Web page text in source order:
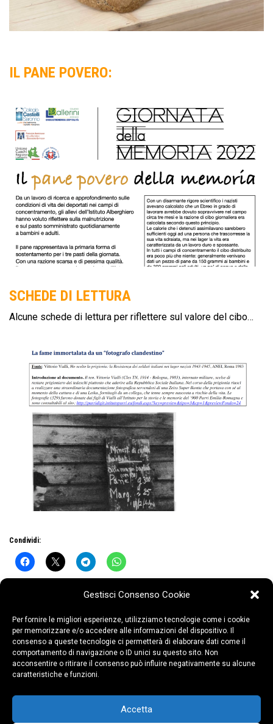
Gestisci Consenso Cookie
Per fornire le migliori esperienze, utilizziamo tecnologie come i cookie
per memorizzare e/o accedere alle informazioni del dispositivo. Il
consenso a queste tecnologie ci permetterà di elaborare dati come il
comportamento di navigazione o ID unici su questo sito. Non
acconsentire o ritirare il consenso può influire negativamente su alcune
caratteristiche e funzioni.
Accetta
IL PANE POVERO:
SCHEDE DI LETTURA
Alcune schede di lettura per riflettere sul valore del cibo…
Condividi:
21047 Saronno (VA)
Copyright ©2026 COLLEGIO CASTELLI –
Privacy Policy